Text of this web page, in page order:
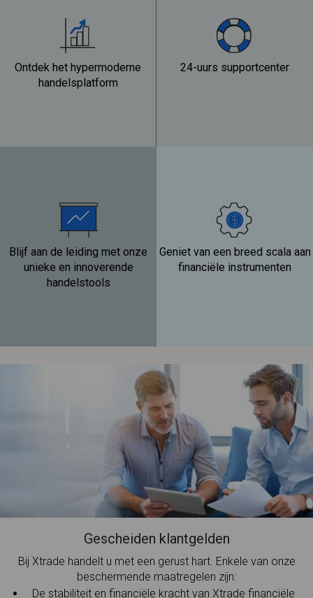
Ontdek het hypermoderne
handelsplatform
24-uurs supportcenter
Blijf aan de leiding met onze
unieke en innoverende
handelstools
Geniet van een breed scala aan
financiële instrumenten
Gescheiden klantgelden
Bij Xtrade handelt u met een gerust hart. Enkele van onze
beschermende maatregelen zijn:
De stabiliteit en financiële kracht van Xtrade financiële